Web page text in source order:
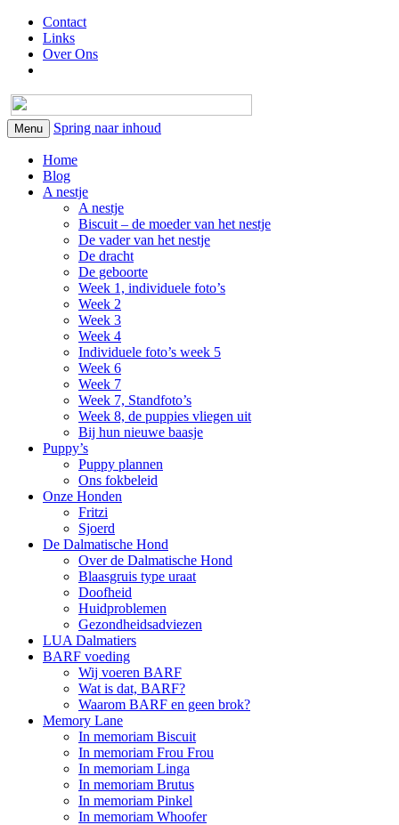
Contact
Links
Over Ons
Menu Spring naar inhoud
Home
Blog
A nestje
A nestje
Biscuit – de moeder van het nestje
De vader van het nestje
De dracht
De geboorte
Week 1, individuele foto’s
Week 2
Week 3
Week 4
Individuele foto’s week 5
Week 6
Week 7
Week 7, Standfoto’s
Week 8, de puppies vliegen uit
Bij hun nieuwe baasje
Puppy’s
Puppy plannen
Ons fokbeleid
Onze Honden
Fritzi
Sjoerd
De Dalmatische Hond
Over de Dalmatische Hond
Blaasgruis type uraat
Doofheid
Huidproblemen
Gezondheidsadviezen
LUA Dalmatiers
BARF voeding
Wij voeren BARF
Wat is dat, BARF?
Waarom BARF en geen brok?
Memory Lane
In memoriam Biscuit
In memoriam Frou Frou
In memoriam Linga
In memoriam Brutus
In memoriam Pinkel
In memoriam Whoofer